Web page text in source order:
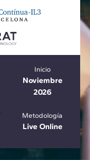
Inicio
Noviembre
2026
Metodología
Live Online